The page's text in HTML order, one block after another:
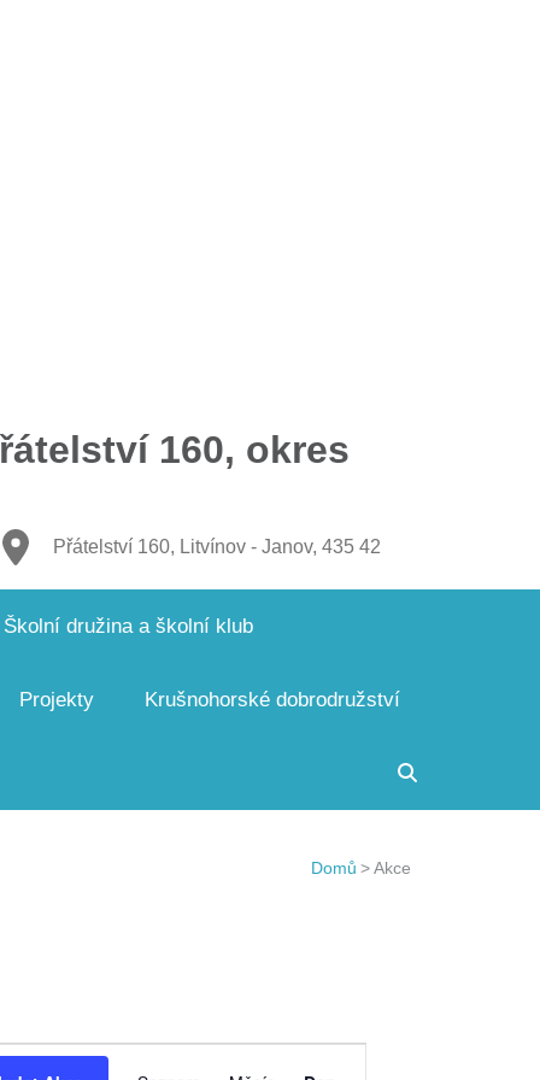
160, okres
Přátelství 160, Litvínov - Janov, 435 42
Školní družina a školní klub
Projekty Krušnohorské dobrodružství
Domů >Akce